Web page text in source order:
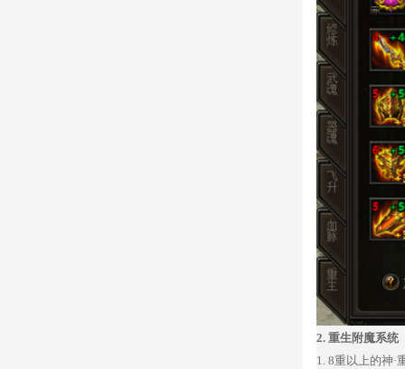
2. 重生附魔系统
1. 8重以上的神·